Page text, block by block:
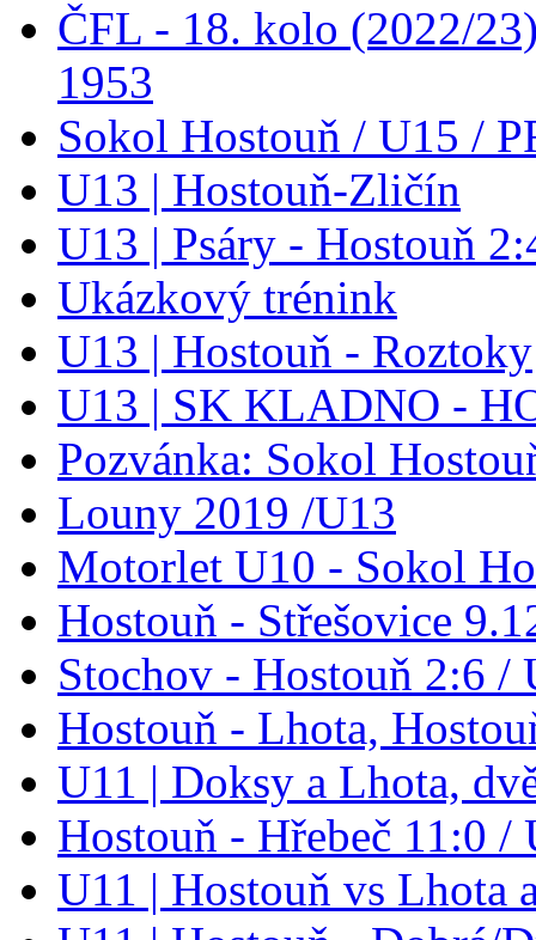
ČFL - 18. kolo (2022/
1953
Sokol Hostouň / U15 /
U13 | Hostouň-Zličín
U13 | Psáry - Hostouň
Ukázkový trénink
U13 | Hostouň - Roztoky
U13 | SK KLADNO -
Pozvánka: Sokol
Louny 2019 /U13
Motorlet U10 - Sokol
Hostouň - Střešovice
Stochov - Hostouň 2:6 /
Hostouň - Lhota,
U11 | Doksy a Lhota,
Hostouň - Hřebeč 11:0 /
U11 | Hostouň vs Lhota